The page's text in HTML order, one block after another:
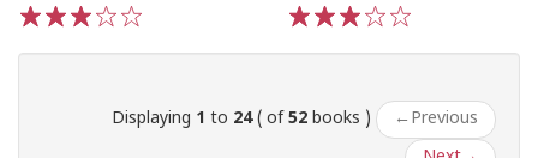
Displaying 1 to 24( of 52 books ) ← Previous